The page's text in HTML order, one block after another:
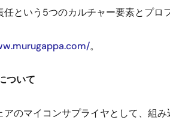
という 5つのカルチャー要素とプロ
。
ついて
のマイコンサプライヤとして、組